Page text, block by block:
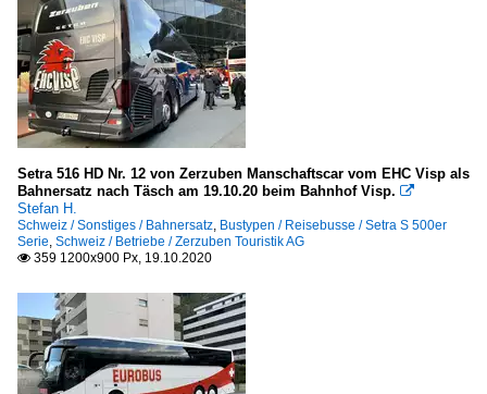
Setra 516 HD Nr. 12 von Zerzuben Manschaftscar vom EHC Visp als
Bahnersatz nach Täsch am 19.10.20 beim Bahnhof Visp. 
Stefan H.
Schweiz / Sonstiges / Bahnersatz, Bustypen / Reisebusse / Setra S 500er
Serie, Schweiz / Betriebe / Zerzuben Touristik AG
 359 1200x900 Px, 19.10.2020